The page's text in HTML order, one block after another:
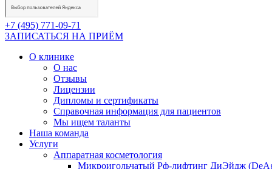
+7 (495) 771-09-71
ЗАПИСАТЬСЯ НА ПРИЁМ
О клинике
О нас
Отзывы
Лицензии
Дипломы и сертификаты
Справочная информация для пациентов
Мы ищем таланты
Наша команда
Услуги
Аппаратная косметология
Микроигольчатый Рф-лифтинг ДиЭйдж